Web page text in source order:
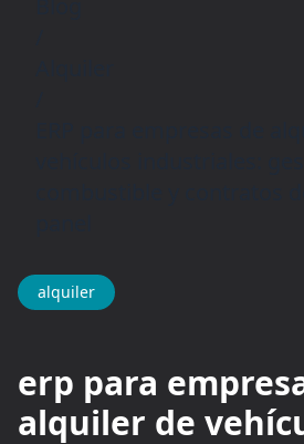
alquiler
erp para
alquiler de